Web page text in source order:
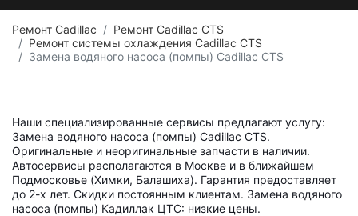
Ремонт Cadillac
Ремонт Cadillac CTS
Ремонт системы охлаждения Cadillac CTS
Замена водяного насоса (помпы) Cadillac CTS
Наши специализированные сервисы предлагают услугу:
Замена водяного насоса (помпы) Cadillac CTS.
Оригинальные и неоригинальные запчасти в наличии.
Автосервисы располагаются в Москве и в ближайшем
Подмосковье (Химки, Балашиха). Гарантия предоставляет
до 2-х лет. Скидки постоянным клиентам. Замена водяного
насоса (помпы) Кадиллак ЦТС: низкие цены.